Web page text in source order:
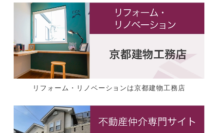
リフォーム・リノベーションは京都建物工務店